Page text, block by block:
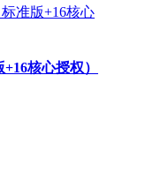
核心授权）